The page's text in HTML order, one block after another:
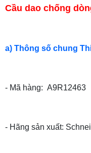
Cầu dao chống
a) Thông số chung
- Mã hàng: A9R12463
- Hãng sản xuất: